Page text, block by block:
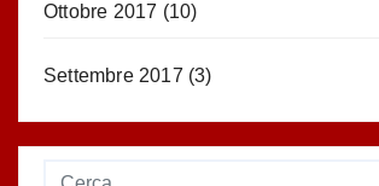
Ottobre 2017 (10)
Settembre 2017 (3)